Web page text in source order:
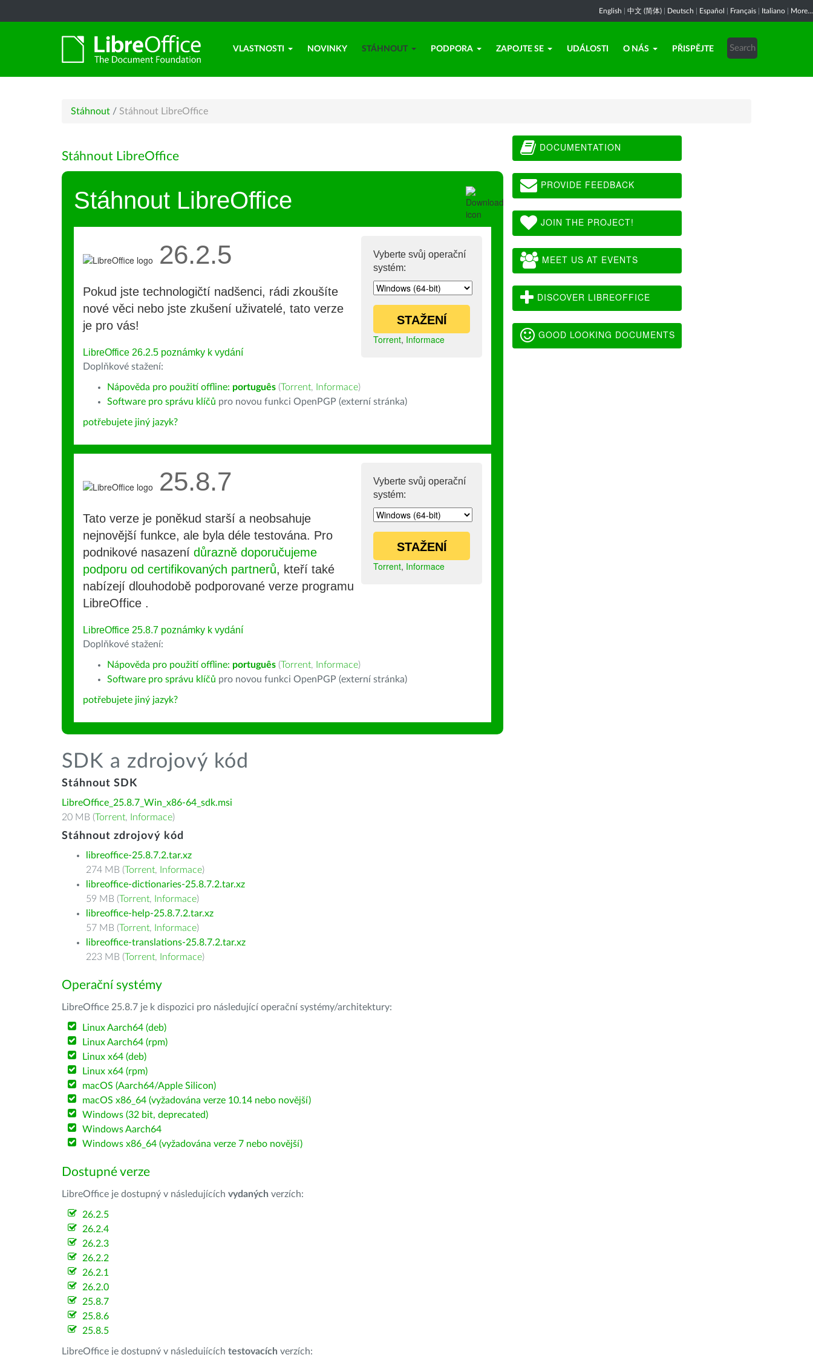
English 中文 (简体) Deutsch Español Français Italiano More...
VLASTNOSTI NOVINKY STÁHNOUT PODPORA ZAPOJTE SE UDÁLOSTI O NÁS PŘISPĚJTE
Stáhnout / Stáhnout LibreOffice
Stáhnout LibreOffice
Stáhnout LibreOffice
Vyberte svůj operační
systém:
STAŽENÍ
Torrent, Informace
26.2.5
Pokud jste technologičtí nadšenci, rádi zkoušíte
nové věci nebo jste zkušení uživatelé, tato verze
je pro vás!
LibreOffice 26.2.5 poznámky k vydání
Doplňkové stažení:
Nápověda pro použití offline: português (Torrent, Informace)
Software pro správu klíčů pro novou funkci OpenPGP (externí stránka)
potřebujete jiný jazyk?
Vyberte svůj operační
systém:
STAŽENÍ
Torrent, Informace
25.8.7
Tato verze je poněkud starší a neobsahuje
nejnovější funkce, ale byla déle testována. Pro
podnikové nasazení důrazně doporučujeme
podporu od certifikovaných partnerů, kteří také
nabízejí dlouhodobě podporované verze programu
LibreOffice .
LibreOffice 25.8.7 poznámky k vydání
Doplňkové stažení:
Nápověda pro použití offline: português (Torrent, Informace)
Software pro správu klíčů pro novou funkci OpenPGP (externí stránka)
potřebujete jiný jazyk?
SDK a zdrojový kód
Stáhnout SDK
LibreOffice_25.8.7_Win_x86-64_sdk.msi
20 MB (Torrent, Informace)
Stáhnout zdrojový kód
libreoffice-25.8.7.2.tar.xz
274 MB (Torrent, Informace)
libreoffice-dictionaries-25.8.7.2.tar.xz
59 MB (Torrent, Informace)
libreoffice-help-25.8.7.2.tar.xz
57 MB (Torrent, Informace)
libreoffice-translations-25.8.7.2.tar.xz
223 MB (Torrent, Informace)
Operační systémy
LibreOffice 25.8.7 je k dispozici pro následující operační systémy/architektury:
Linux Aarch64 (deb)
Linux Aarch64 (rpm)
Linux x64 (deb)
Linux x64 (rpm)
macOS (Aarch64/Apple Silicon)
macOS x86_64 (vyžadována verze 10.14 nebo novější)
Windows (32 bit, deprecated)
Windows Aarch64
Windows x86_64 (vyžadována verze 7 nebo novější)
Dostupné verze
LibreOffice je dostupný v následujících vydaných verzích:
26.2.5
26.2.4
26.2.3
26.2.2
26.2.1
26.2.0
25.8.7
25.8.6
25.8.5
LibreOffice je dostupný v následujících testovacích verzích:
DOCUMENTATION
PROVIDE FEEDBACK
JOIN THE PROJECT!
MEET US AT EVENTS
DISCOVER LIBREOFFICE
GOOD LOOKING DOCUMENTS